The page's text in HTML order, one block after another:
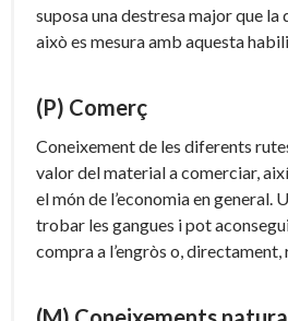
suposa una destresa major que la
això es mesura amb aquesta
(P) Comerç
Coneixement de les diferents
valor del material a comerciar,
el món de l’economia en general.
trobar les gangues i pot
compra a l’engròs o,